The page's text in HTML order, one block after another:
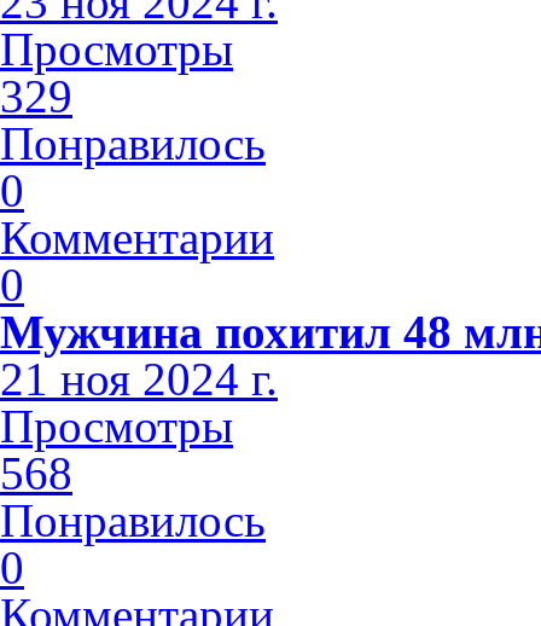
Просмотры
329
Понравилось
0
Комментарии
0
Мужчина похитил 48
21 ноя 2024 г.
Просмотры
568
Понравилось
0
Комментарии